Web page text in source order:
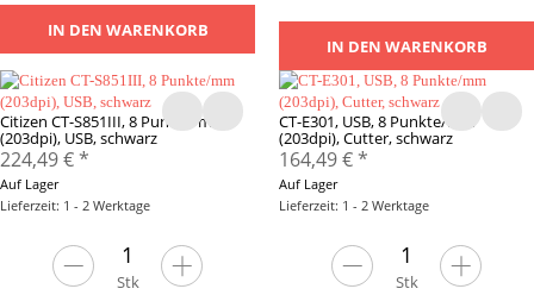
IN DEN WARENKORB
IN DEN WARENKORB
Citizen CT-S851III, 8 Punkte/mm
(203dpi), USB, schwarz
224,49 €*
Auf Lager
Lieferzeit: 1 - 2 Werktage
Stk
CT-E301, USB, 8 Punkte/mm
(203dpi), Cutter, schwarz
164,49 €*
Auf Lager
Lieferzeit: 1 - 2 Werktage
Stk